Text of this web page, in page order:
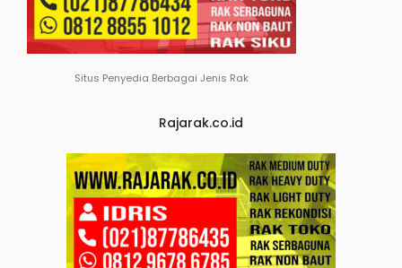
Situs Penyedia Berbagai Jenis Rak
Rajarak.co.id